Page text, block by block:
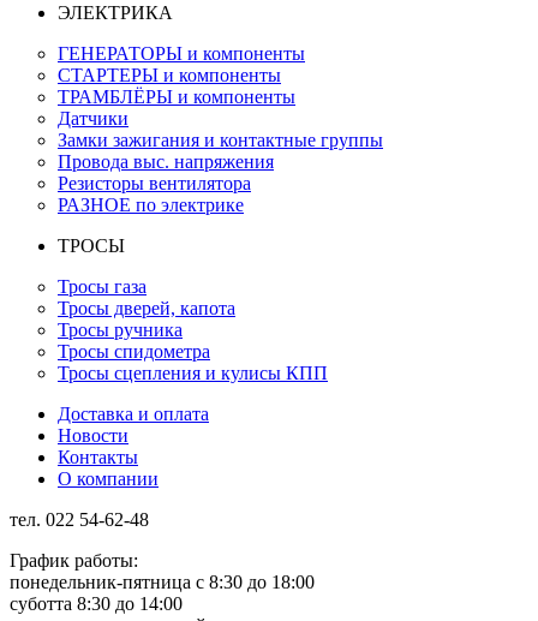
ЭЛЕКТРИКА
ГЕНЕРАТОРЫ и компоненты
СТАРТЕРЫ и компоненты
ТРАМБЛЁРЫ и компоненты
Датчики
Замки зажигания и контактные группы
Провода выс. напряжения
Резисторы вентилятора
РАЗНОЕ по электрике
ТРОСЫ
Тросы газа
Тросы дверей, капота
Тросы ручника
Тросы спидометра
Тросы сцепления и кулисы КПП
Доставка и оплата
Новости
Контакты
О компании
тел. 022 54-62-48
График работы:
понедельник-пятница с 8:30 до 18:00
суботта 8:30 до 14:00